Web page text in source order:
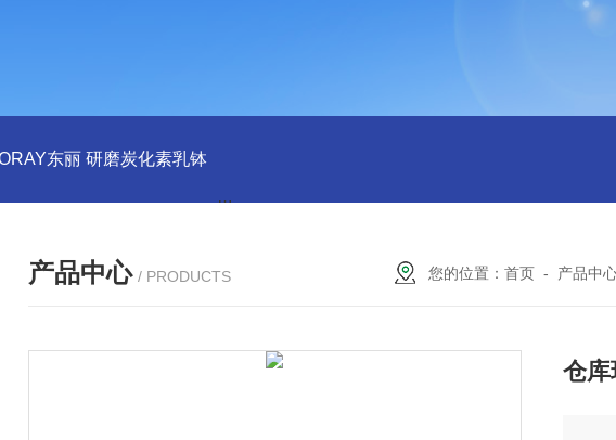
东丽 研磨炭化素乳钵 AGB-K-0.2-C01-H03池田屋！！TORAY东丽 TZP
产品中心 / PRODUCTS 您的位置：首页 - 产品中
仓